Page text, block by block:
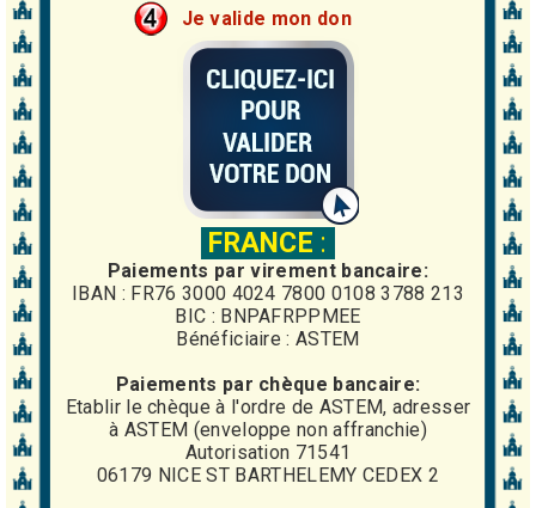
Je valide mon don
FRANCE :
Paiements par virement bancaire:
IBAN : FR76 3000 4024 7800 0108 3788 213
BIC : BNPAFRPPMEE
Bénéficiaire : ASTEM
Paiements par chèque bancaire:
Etablir le chèque à l'ordre de ASTEM, adresser
à ASTEM (enveloppe non affranchie)
Autorisation 71541
06179 NICE ST BARTHELEMY CEDEX 2